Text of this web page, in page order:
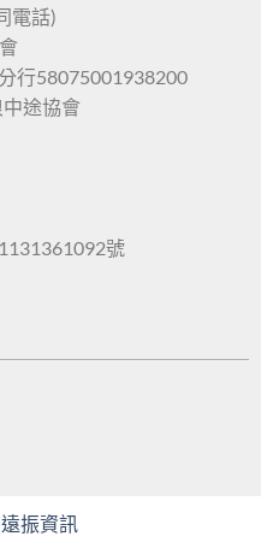
電話)
行58075001938200
途協會
號
振資訊